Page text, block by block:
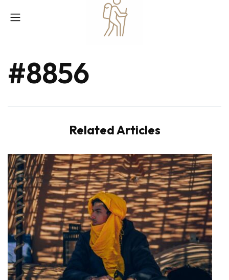
#8856
Related Articles